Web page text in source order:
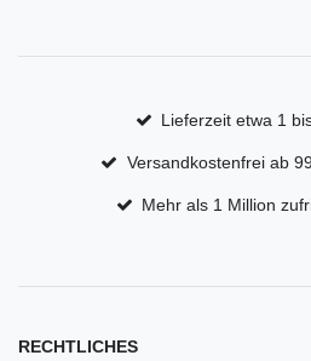
Lieferzeit etwa 1
Versandkostenfrei ab
Mehr als 1 Million
RECHTLICHES